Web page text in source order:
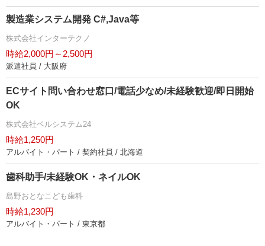
製造業システム開発 C#,Java等
株式会社インターテクノ
時給2,000円～2,500円
派遣社員 / 大阪府
ECサイト問い合わせ窓口/電話少なめ/未経験歓迎/即日開始
OK
株式会社ベルシステム24
時給1,250円
アルバイト・パート / 契約社員 / 北海道
歯科助手/未経験OK・ネイルOK
島野おとなこども歯科
時給1,230円
アルバイト・パート / 東京都